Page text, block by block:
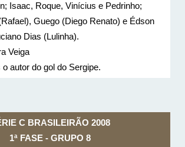
Isaac, Roque, Vinícius e Pedrinho;
Guego (Diego Renato) e Édson
Dias (Lulinha).
Veiga
autor do gol do Sergipe.
C BRASILEIRÃO 2008
1ª FASE - GRUPO 8